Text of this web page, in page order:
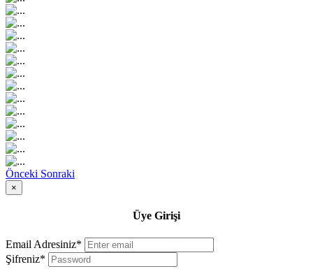
Önceki Sonraki
×
Üye Girişi
Email Adresiniz*
Şifreniz*